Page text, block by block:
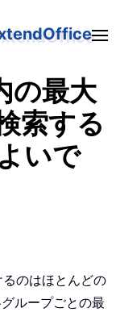
の最大
索する
いで
のはほとんどの
ループごとの最